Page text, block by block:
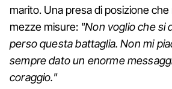
marito. Una presa di posizione
mezze misure: "Non voglio che si
perso questa battaglia. Non mi
sempre dato un enorme
coraggio."